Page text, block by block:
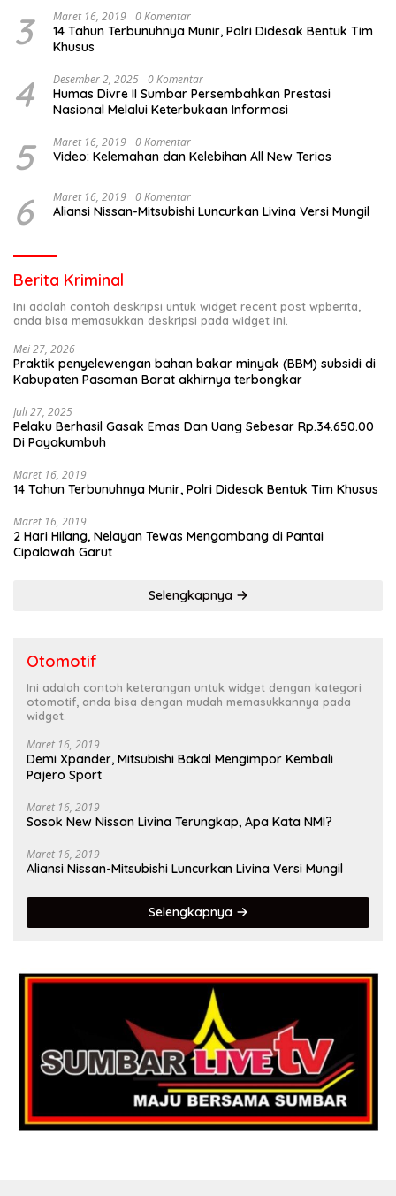
3 Maret 16, 2019 0 Komentar
14 Tahun Terbunuhnya Munir, Polri Didesak Bentuk Tim
Khusus
4 Desember 2, 2025 0 Komentar
Humas Divre II Sumbar Persembahkan Prestasi
Nasional Melalui Keterbukaan Informasi
5 Maret 16, 2019 0 Komentar
Video: Kelemahan dan Kelebihan All New Terios
6 Maret 16, 2019 0 Komentar
Aliansi Nissan-Mitsubishi Luncurkan Livina Versi Mungil
Berita Kriminal
Ini adalah contoh deskripsi untuk widget recent post wpberita,
anda bisa memasukkan deskripsi pada widget ini.
Mei 27, 2026
Praktik penyelewengan bahan bakar minyak (BBM) subsidi di
Kabupaten Pasaman Barat akhirnya terbongkar
Juli 27, 2025
Pelaku Berhasil Gasak Emas Dan Uang Sebesar Rp.34.650.00
Di Payakumbuh
Maret 16, 2019
14 Tahun Terbunuhnya Munir, Polri Didesak Bentuk Tim Khusus
Maret 16, 2019
2 Hari Hilang, Nelayan Tewas Mengambang di Pantai
Cipalawah Garut
Selengkapnya
Otomotif
Ini adalah contoh keterangan untuk widget dengan kategori
otomotif, anda bisa dengan mudah memasukkannya pada
widget.
Maret 16, 2019
Demi Xpander, Mitsubishi Bakal Mengimpor Kembali
Pajero Sport
Maret 16, 2019
Sosok New Nissan Livina Terungkap, Apa Kata NMI?
Maret 16, 2019
Aliansi Nissan-Mitsubishi Luncurkan Livina Versi Mungil
Selengkapnya